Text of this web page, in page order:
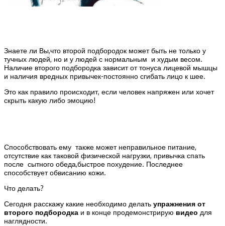
Знаете ли Вы,что второй подбородок может быть не только у
тучных людей, но и у людей с нормальным и худым весом.
Наличие второго подбородка зависит от тонуса лицевой мышцы
и наличия вредных привычек-постоянно сгибать лицо к шее.
Это как правило происходит, если человек напряжен или хочет
скрыть какую либо эмоцию!
Способствовать ему также может неправильное питание,
отсутствие как таковой физической нагрузки, привычка спать
после сытного обеда,быстрое похудение. Последнее
способствует обвисанию кожи.
Что делать?
Сегодня расскажу какие необходимо делать упражнения от
второго подбородка и в конце продемонстрирую видео для
наглядности.